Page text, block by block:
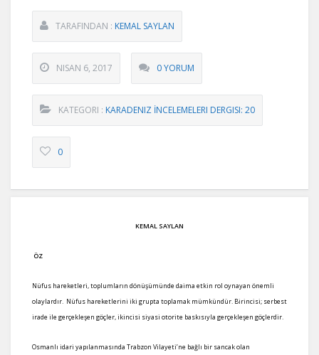
TARAFINDAN : KEMAL SAYLAN
NISAN 6, 2017 0 YORUM
KATEGORI : KARADENIZ İNCELEMELERI DERGISI: 20
0
KEMAL SAYLAN
ÖZ
Nüfus hareketleri, toplumların dönüşümünde daima etkin rol oynayan önemli
olaylardır. Nüfus hareketlerini iki grupta toplamak mümkündür. Birincisi; serbest
irade ile gerçekleşen göçler, ikincisi siyasi otorite baskısıyla gerçekleşen göçlerdir.
Osmanlı idari yapılanmasında Trabzon Vilayeti’ne bağlı bir sancak olan